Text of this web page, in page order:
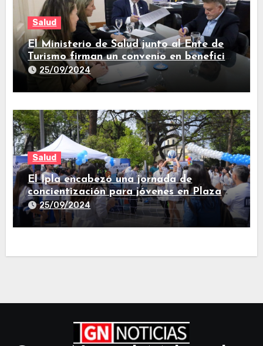
Salud
El Ministerio de Salud junto al Ente de
Turismo firman un convenio en beneficio
de la comunidad
25/09/2024
Salud
El Ipla encabezó una jornada de
concientización para jóvenes en Plaza
Independencia
25/09/2024